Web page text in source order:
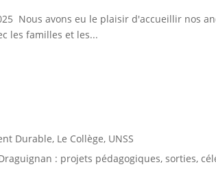
Nous avons eu le plaisir d'accueillir nos
les familles et les...
Durable, Le Collège, UNSS
: projets pédagogiques, sorties,